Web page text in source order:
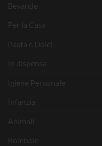
Bevande
Per la Casa
Pasta e Dolci
In dispensa
Igiene Personale
Infanzia
Animali
Bombole